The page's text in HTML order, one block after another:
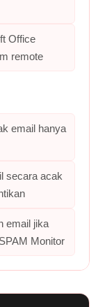
Office
remote
email hanya
secara acak
email jika
Monitor